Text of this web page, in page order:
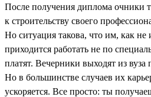
После получения диплома очники
к строительству своего
Но ситуация такова, что им, как
приходится работать не по
платят. Вечерники выходят из
Но в большинстве случаев их
ускоряется. Все просто: ты